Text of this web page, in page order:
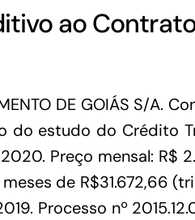
ao
DE GOIÁS S/A.
do estudo do Crédito
Preço mensal:
de R$31.672,66
Processo nº